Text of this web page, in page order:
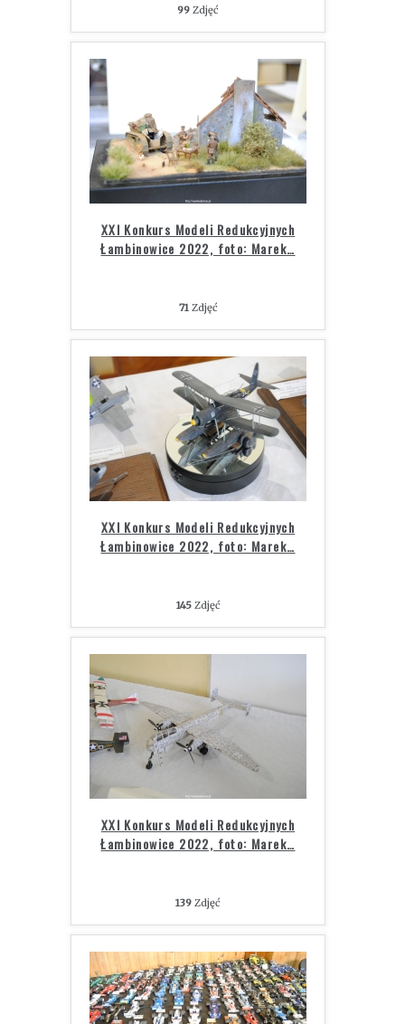
99 Zdjęć
XXI Konkurs Modeli Redukcyjnych
Łambinowice 2022, foto: Marek…
71Zdjęć
XXI Konkurs Modeli Redukcyjnych
Łambinowice 2022, foto: Marek…
145Zdjęć
XXI Konkurs Modeli Redukcyjnych
Łambinowice 2022, foto: Marek…
139 Zdjęć